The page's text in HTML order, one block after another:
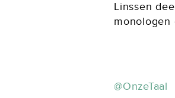
Linssen
monologen
@OnzeTaal